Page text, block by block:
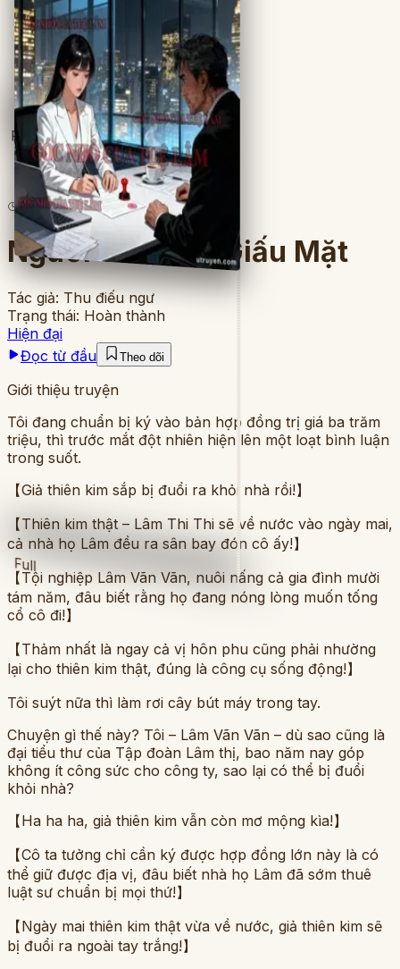
Full
Full
5lượt đọc· 15 chương
Người Thừa Kế Giấu Mặt
Tác giả: Thu điếu ngư
Trạng thái: Hoàn thành
Hiện đại
Đọc từ đầu
Theo dõi
Giới thiệu truyện
Tôi đang chuẩn bị ký vào bản hợp đồng trị giá ba trăm
triệu, thì trước mắt đột nhiên hiện lên một loạt bình luận
trong suốt.
【Giả thiên kim sắp bị đuổi ra khỏi nhà rồi!】
【Thiên kim thật – Lâm Thi Thi sẽ về nước vào ngày mai,
cả nhà họ Lâm đều ra sân bay đón cô ấy!】
【Tội nghiệp Lâm Vãn Vãn, nuôi nấng cả gia đình mười
tám năm, đâu biết rằng họ đang nóng lòng muốn tống
cổ cô đi!】
【Thảm nhất là ngay cả vị hôn phu cũng phải nhường
lại cho thiên kim thật, đúng là công cụ sống động!】
Tôi suýt nữa thì làm rơi cây bút máy trong tay.
Chuyện gì thế này? Tôi – Lâm Vãn Vãn – dù sao cũng là
đại tiểu thư của Tập đoàn Lâm thị, bao năm nay góp
không ít công sức cho công ty, sao lại có thể bị đuổi
khỏi nhà?
【Ha ha ha, giả thiên kim vẫn còn mơ mộng kìa!】
【Cô ta tưởng chỉ cần ký được hợp đồng lớn này là có
thể giữ được địa vị, đâu biết nhà họ Lâm đã sớm thuê
luật sư chuẩn bị mọi thứ!】
【Ngày mai thiên kim thật vừa về nước, giả thiên kim sẽ
bị đuổi ra ngoài tay trắng!】